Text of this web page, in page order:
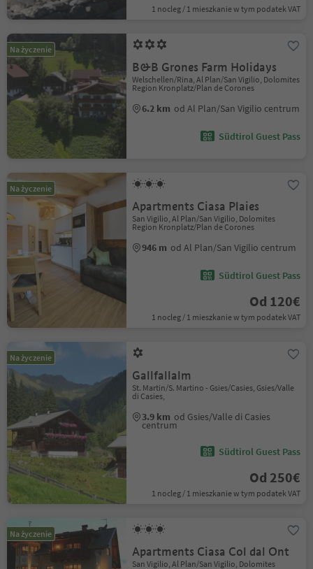
1 nocleg / 1 mieszkanie w tym podatek VAT
Na życzenie
B&B Grones Farm Holidays
Welschellen/Rina, Al Plan/San Vigilio, Dolomites
Region Kronplatz/Plan de Corones
6.2 km od Al Plan/San Vigilio centrum
Südtirol Guest Pass
Na życzenie
Apartments Ciasa Plaies
San Vigilio, Al Plan/San Vigilio, Dolomites
Region Kronplatz/Plan de Corones
946 m od Al Plan/San Vigilio centrum
Südtirol Guest Pass
Od 120€
1 nocleg / 1 mieszkanie w tym podatek VAT
Na życzenie
Gallfallalm
St. Martin/S. Martino - Gsies/Casies, Gsies/Valle
di Casies,
3.9 km od Gsies/Valle di Casies
centrum
Südtirol Guest Pass
Od 250€
1 nocleg / 1 mieszkanie w tym podatek VAT
Na życzenie
Apartments Ciasa Col dal Ont
San Vigilio, Al Plan/San Vigilio, Dolomites